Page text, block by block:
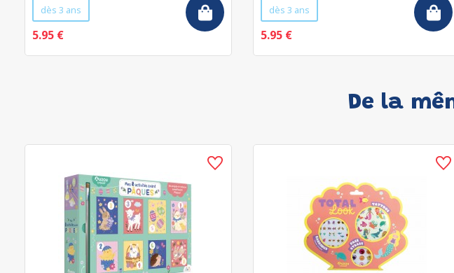
dès 3 ans
5.95 €
dès 3 ans
5.95 €
De la